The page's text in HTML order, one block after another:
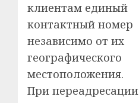
клиентам единый
контактный номер
независимо от их
географического
местоположения.
При переадресации